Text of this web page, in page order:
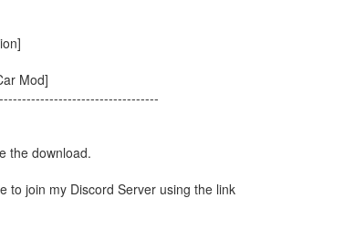
Mod]
the download.
to join my Discord Server using the link